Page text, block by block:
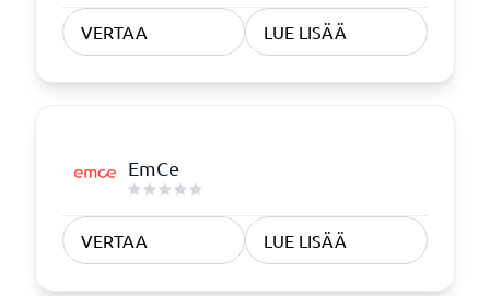
VERTAA LUE LISÄÄ
EmCe
VERTAA LUE LISÄÄ